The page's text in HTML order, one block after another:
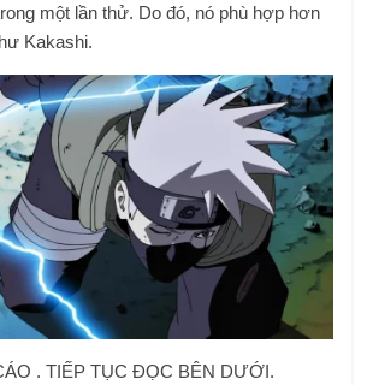
một lần thử. Do đó, nó phù hợp hơn
Kakashi.
. TIẾP TỤC ĐỌC BÊN DƯỚI.